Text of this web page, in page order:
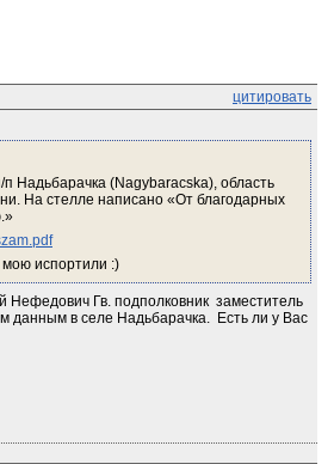
цитировать
Надьбарачка (Nagybaracska), область
На стелле написано «От благодарных
испортили :)
Гв. подполковник  заместитель
данным в селе Надьбарачка.  Есть ли у Вас